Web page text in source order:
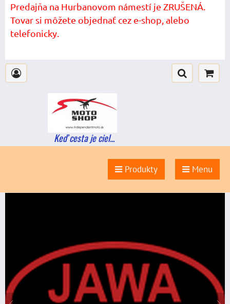
Predajňa na Hurbanovom námestí je ZRUŠENÁ.
Tovar si môžete objednať cez e-shop, alebo
telefonicky.
Keď cesta je ciel...
Produkty Menu